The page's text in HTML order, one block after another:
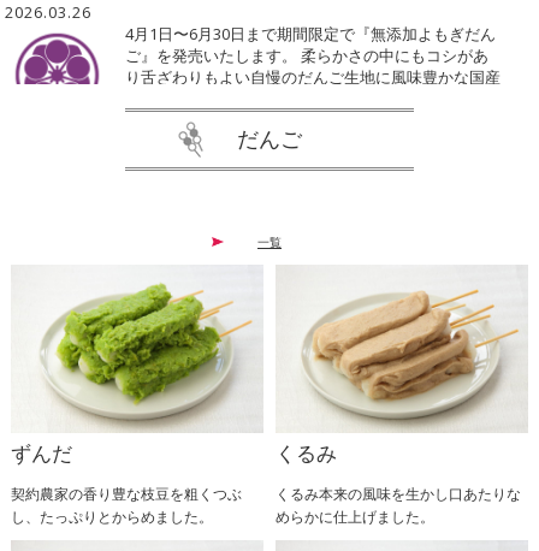
2026.03.26
4月1日〜6月30日まで期間限定で『無添加よもぎだん
ご』を発売いたします。 柔らかさの中にもコシがあ
り舌ざわりもよい自慢のだんご生地に風味豊かな国産
んを乗せました。 オール無添加で作り上げた昔懐か
しい素朴なよもぎだんごを是非ご賞味ください。
大変お待たせいたしました。 多数お問い合わせをい
ただいている塩バター粒あんだんご今年は1ヶ月早め
ての販売とさせていただきます！ 自家製粒あんに溢
れんばかりのバターを乗せ、ピンク岩塩を一振りしま
した。 2月1日から3月31日まで販売予定しております
ので是非ご賞味ください。
2025.12.31
いつもご愛顧いただきありがとうございます。誠に勝
６日までの３日間、工場内メンテナンスの為休業とさ
せていただきます。 １７日以降は通常営業いたしま
だんご
一覧
ずんだ
契約農家の香り豊な枝豆を粗くつぶ
し、たっぷりとからめました。
くるみ
くるみ本来の風味を生かし口あたりな
めらかに仕上げました。